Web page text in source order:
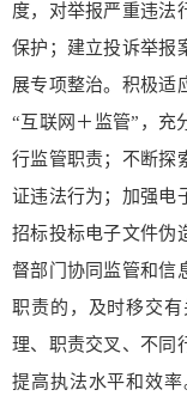
度，对举报严重违法
保护；建立投诉举报
展专项整治。积极适
“互联网＋监管”，充
行监管职责；不断探
证违法行为；加强电
招标投标电子文件伪
督部门协同监管和信
职责的，及时移交
理、职责交叉、不同
提高执法水平和效